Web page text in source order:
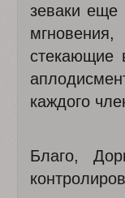
зеваки еще
стекающие
каждого
Благо,